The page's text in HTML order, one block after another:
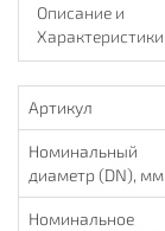
Описание и
Характеристики
Артикул
Номинальный
диаметр (DN), мм
Номинальное